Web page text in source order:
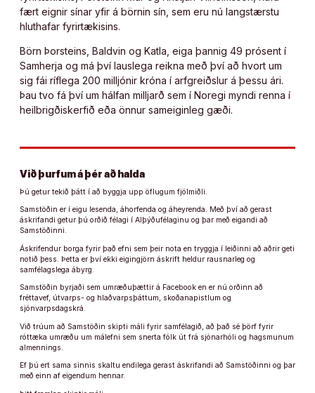
fært eignir sínar yfir á börnin sín, sem eru nú langstærstu
hluthafar fyrirtækisins.
Börn Þorsteins, Baldvin og Katla, eiga þannig 49 prósent í
Samherja og má því lauslega reikna með því að hvort um
sig fái ríflega 200 milljónir króna í arfgreiðslur á þessu ári.
Þau tvo fá því um hálfan milljarð sem í Noregi myndi renna í
heilbrigðiskerfið eða önnur sameiginleg gæði.
Við þurfum á þér að halda
Þú getur tekið þátt í að byggja upp öflugum fjölmiðli.
Samstöðin er í eigu lesenda, áhorfenda og áheyrenda. Með því að gerast
áskrifandi getur þú orðið félagi í Alþýðufélaginu og þar með eigandi að
Samstöðinni.
Áskrifendur borga fyrir það efni sem þeir nota en tryggja í leiðinni að aðrir geti
notið þess. Þetta er því ekki eigingjörn áskrift heldur rausnarleg og
samfélagslega ábyrg.
Samstöðin byrjaði sem umræðuþættir á Facebook en er nú orðinn að
fréttavef, útvarps- og hlaðvarpsþáttum, skoðanapistlum og
sjónvarpsdagskrá.
Við trúum að Samstöðin skipti máli fyrir samfélagið, að það sé þörf fyrir
róttæka umræðu um málefni sem snerta fólk út frá sjónarhóli og hagsmunum
almennings.
Ef þú ert sama sinnis skaltu endilega gerast áskrifandi að Samstöðinni og þar
með einn af eigendum hennar.